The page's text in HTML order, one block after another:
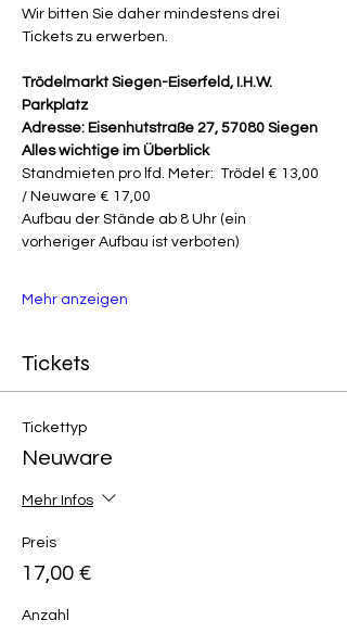
Wir bitten Sie daher mindestens drei
Tickets zu erwerben.
Trödelmarkt Siegen-Eiserfeld, I.H.W.
Parkplatz
Adresse: Eisenhutstraße 27, 57080 Siegen
Alles wichtige im Überblick
Standmieten pro lfd. Meter:  Trödel € 13,00
/ Neuware € 17,00
Aufbau der Stände ab 8 Uhr (ein
vorheriger Aufbau ist verboten)
Mehr anzeigen
Tickets
Tickettyp
Neuware
Mehr Infos
Preis
17,00 €
Anzahl